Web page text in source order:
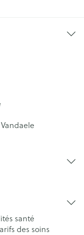
santé
des soins